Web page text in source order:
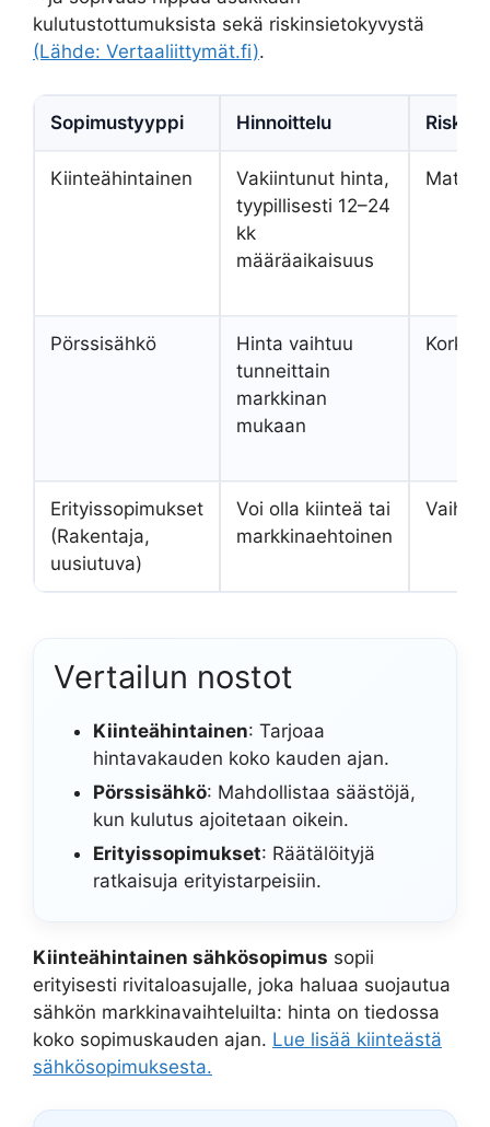
kulutustottumuksista sekä riskinsietokyvystä
(Lähde: Vertaaliittymät.fi).
Sopimustyyppi Hinnoittelu
Kiinteähintainen
Vakiintunut hinta,
tyypillisesti 12–24
kk
määräaikaisuus
Matala
Pörssisähkö
Hinta vaihtuu
tunneittain
markkinan
mukaan
Korkea
Erityissopimukset
(Rakentaja,
uusiutuva)
Voi olla kiinteä tai
markkinaehtoinen
Vertailun nostot
Kiinteähintainen: Tarjoaa
hintavakauden koko kauden ajan.
Pörssisähkö: Mahdollistaa säästöjä,
kun kulutus ajoitetaan oikein.
Erityissopimukset: Räätälöityjä
ratkaisuja erityistarpeisiin.
Kiinteähintainen sähkösopimus sopii
erityisesti rivitaloasujalle, joka haluaa suojautua
sähkön markkinavaihteluilta: hinta on tiedossa
koko sopimuskauden ajan. Lue lisää kiinteästä
sähkösopimuksesta.